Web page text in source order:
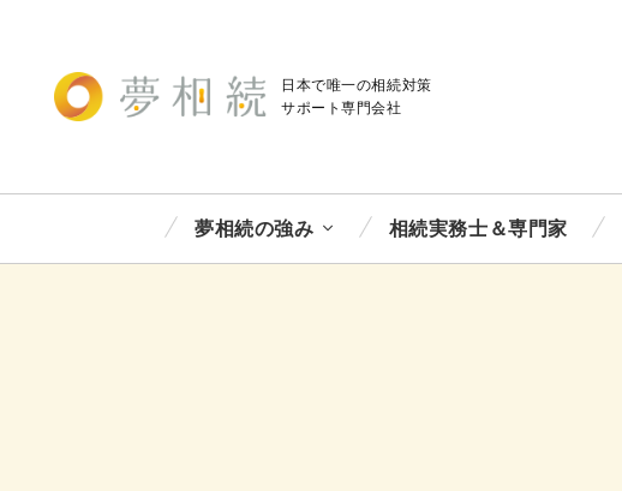
日本で唯一の相続対策
サポート専門会社
夢相続の強み 相続実務士＆専門家